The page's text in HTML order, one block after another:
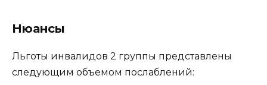
Нюансы
Льготы инвалидов 2 группы представлены
следующим объемом послаблений: